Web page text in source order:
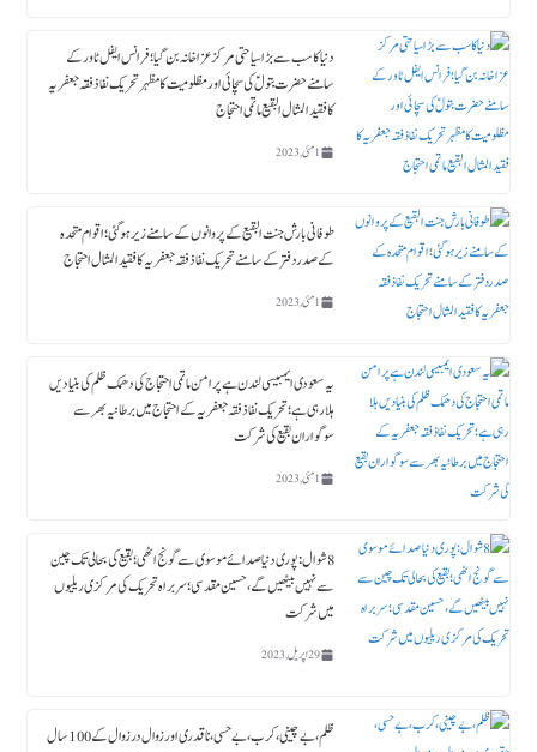
دنیا کا سب سے بڑا سیاحتی مرکز عزاخانہ بن گیا ؛ فرانس ایفل ٹاورکے
سامنے حضرت بتولؑ کی سچائی اور مظلومیت کا مظہر تحریک نفاذ فقہ جعفریہ
کا فقید المثال البقیع ماتمی احتجاج
1 مئی, 2023
طوفانی بارش جنت البقیع کے پروانوں کے سامنے زیر ہوگئی ؛ اقوام متحدہ
کے صدردفتر کے سامنے تحریک نفاذ فقہ جعفریہ کا فقید المثال احتجاج
1 مئی, 2023
یہ سعودی ایمبیسی لندن ہے پرامن ماتمی احتجاج کی دھمک ظلم کی بنیادیں
ہلا رہی ہے؛ تحریک نفاذ فقہ جعفریہ کے احتجاج میں برطانیہ بھر سے
سوگواران بقیع کی شرکت
1 مئی, 2023
8 شوال : پوری دنیا صدائے موسوی سے گونج اٹھی ؛ بقیع کی بحالی تک چین
سے نہیں بیٹھیں گے، حسین مقدسی؛ سربراہ تحریک کی مرکزی ریلیوں
میں شرکت
29 اپریل, 2023
ظلم،بے چینی،کرب، بے حسی، ناقدری اور زوال در زوال کے 100سال